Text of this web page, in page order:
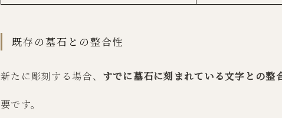
既存の墓石との整合性
新たに彫刻する場合、 すでに墓石に刻まれている文字との整
要です。